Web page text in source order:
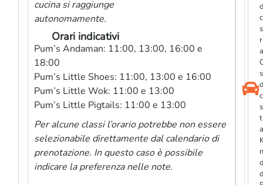
cucina si raggiunge
autonomamente.
Orari indicativi
Pum’s Andaman: 11:00, 13:00, 16:00 e
18:00
Pum’s Little Shoes: 11:00, 13:00 e 16:00
Pum’s Little Wok: 11:00 e 13:00
Pum’s Little Pigtails: 11:00 e 13:00
Per alcune classi l’orario potrebbe non essere
selezionabile direttamente dal calendario di
prenotazione. In questo caso è possibile
indicare la preferenza nelle note.
a